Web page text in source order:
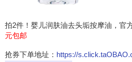
拍2件！婴儿润肤油去头垢按摩油，官
元包邮
抢券下单地址： https://